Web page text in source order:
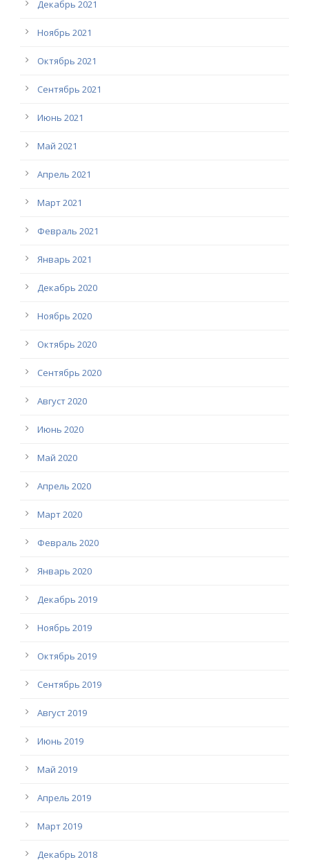
Декабрь 2021
Ноябрь 2021
Октябрь 2021
Сентябрь 2021
Июнь 2021
Май 2021
Апрель 2021
Март 2021
Февраль 2021
Январь 2021
Декабрь 2020
Ноябрь 2020
Октябрь 2020
Сентябрь 2020
Август 2020
Июнь 2020
Май 2020
Апрель 2020
Март 2020
Февраль 2020
Январь 2020
Декабрь 2019
Ноябрь 2019
Октябрь 2019
Сентябрь 2019
Август 2019
Июнь 2019
Май 2019
Апрель 2019
Март 2019
Декабрь 2018